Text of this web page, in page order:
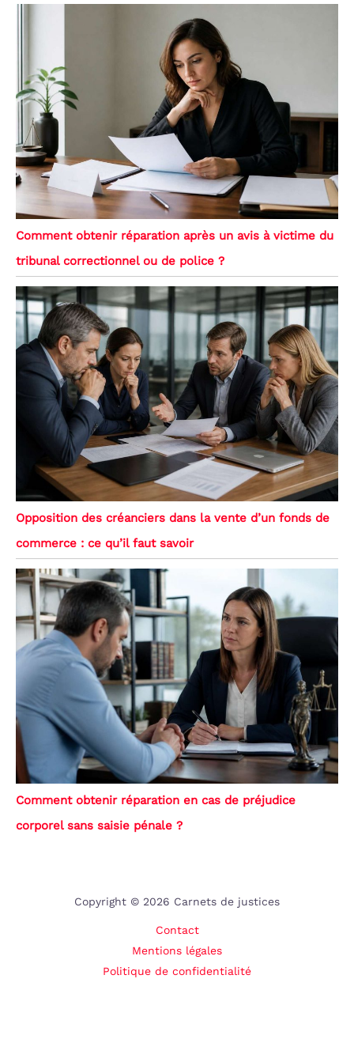
Comment obtenir réparation après un avis à victime du
tribunal correctionnel ou de police ?
Opposition des créanciers dans la vente d’un fonds de
commerce : ce qu’il faut savoir
Comment obtenir réparation en cas de préjudice
corporel sans saisie pénale ?
Copyright © 2026 Carnets de justices
Contact
Mentions légales
Politique de confidentialité